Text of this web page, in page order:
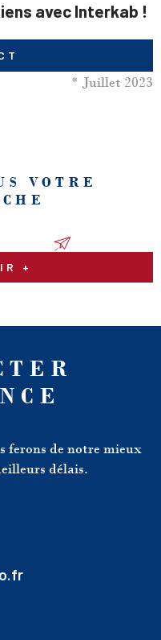
avec Interkab !
* Juillet 2023
VOTRE
+
ferons de notre mieux
délais.